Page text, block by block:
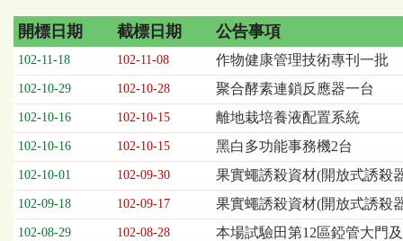
招
標
採
購
列
表，
欄
位
依
序
開標日期 截標日期 公告事項
102-11-18 102-11-08 作物健康管理技術專刊一批
102-10-29 102-10-28 聚合酵素連鎖反應器一台
102-10-16 102-10-15 離地栽培養液配置系統
102-10-16 102-10-15 黑白多功能事務機2台
102-10-01 102-09-30 果實蠅誘殺資材(開放式誘殺
102-09-18 102-09-17 果實蠅誘殺資材(開放式誘殺
102-08-29 102-08-28 本場試驗田第12區錏管大門